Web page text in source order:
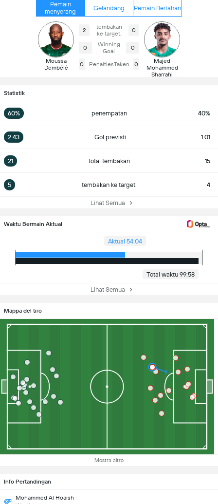
Pemain
menyerang
Gelandang Pemain Bertahan
Moussa
Dembélé
2
tembakan
ke target.
0
0
Winning
Goal
0
0 PenaltiesTaken 0
Majed
Mohammed
Sharrahi
Statistik
60% penempatan 40%
2.43 Gol previsti 1.01
21 total tembakan 15
5 tembakan ke target. 4
Lihat Semua
Waktu Bermain Aktual
Aktual 54:04
Total waktu 99:58
Lihat Semua
Mappa del tiro
Mostra altro
Info Pertandingan
Mohammed Al Hoaish